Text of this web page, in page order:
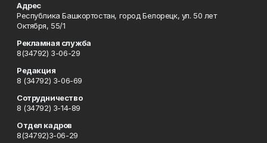
Адрес
Республика Башкортостан, город Белорецк, ул. 50 лет
Октября, 55/1
Рекламная служба
8(34792) 3-06-29
Редакция
8 (34792) 3-06-69
Сотрудничество
8 (34792) 3-14-89
Отдел кадров
8(34792)3-06-29